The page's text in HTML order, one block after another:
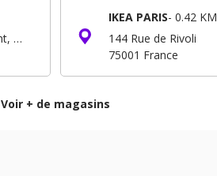
Angle 6 Rue Basse/ 3 Rue Equerre Argent, Forum - Niveau -3 B.P. 293
IKEA PARIS- 0.42 KM
144 Rue de Rivoli
75001 France
Voir + de magasins